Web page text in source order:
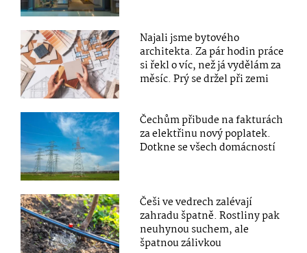
Najali jsme bytového
architekta. Za pár hodin práce
si řekl o víc, než já vydělám za
měsíc. Prý se držel při zemi
Čechům přibude na fakturách
za elektřinu nový poplatek.
Dotkne se všech domácností
Češi ve vedrech zalévají
zahradu špatně. Rostliny pak
neuhynou suchem, ale
špatnou zálivkou